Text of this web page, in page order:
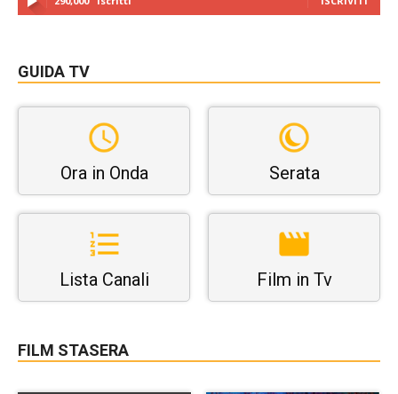
GUIDA TV
Ora in Onda Serata
Lista Canali Film in Tv
FILM STASERA